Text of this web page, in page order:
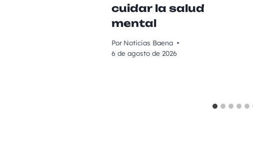
cuidar la salud
mental
Por Noticias Baena
6 de agosto de 2026